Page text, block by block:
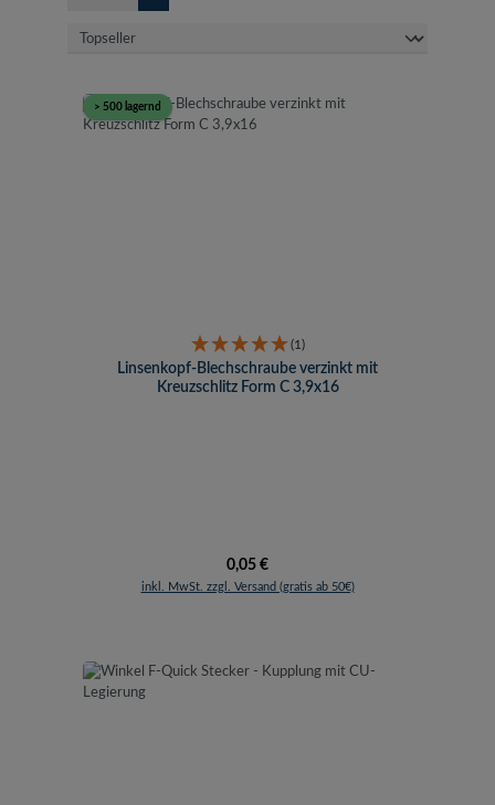
> 500 lagernd
(1)
Linsenkopf-Blechschraube verzinkt mit
Kreuzschlitz Form C 3,9x16
Regulärer Preis:
0,05 €
inkl. MwSt. zzgl. Versand (gratis ab 50€)